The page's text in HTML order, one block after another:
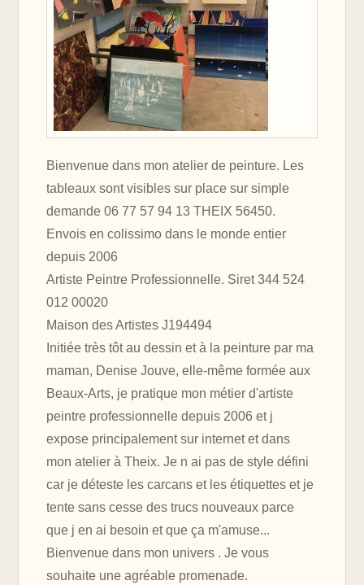
Bienvenue dans mon atelier de peinture. Les
tableaux sont visibles sur place sur simple
demande 06 77 57 94 13 THEIX 56450.
Envois en colissimo dans le monde entier
depuis 2006
Artiste Peintre Professionnelle. Siret 344 524
012 00020
Maison des Artistes J194494
Initiée très tôt au dessin et à la peinture par ma
maman, Denise Jouve, elle-même formée aux
Beaux-Arts, je pratique mon métier d'artiste
peintre professionnelle depuis 2006 et j
expose principalement sur internet et dans
mon atelier à Theix. Je n ai pas de style défini
car je déteste les carcans et les étiquettes et je
tente sans cesse des trucs nouveaux parce
que j en ai besoin et que ça m'amuse...
Bienvenue dans mon univers . Je vous
souhaite une agréable promenade.